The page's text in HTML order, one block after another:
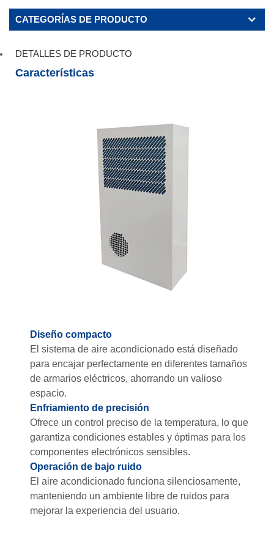
CATEGORÍAS DE PRODUCTO
DETALLES DE PRODUCTO
Características
Diseño compacto
El sistema de aire acondicionado está diseñado
para encajar perfectamente en diferentes tamaños
de armarios eléctricos, ahorrando un valioso
espacio.
Enfriamiento de precisión
Ofrece un control preciso de la temperatura, lo que
garantiza condiciones estables y óptimas para los
componentes electrónicos sensibles.
Operación de bajo ruido
El aire acondicionado funciona silenciosamente,
manteniendo un ambiente libre de ruidos para
mejorar la experiencia del usuario.